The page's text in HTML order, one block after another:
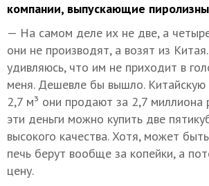
компании, выпускающие
— На самом деле их не две, а
они не производят, а возят из
удивляюсь, что им не приходит в
меня. Дешевле бы вышло.
2,7 м³ они продают за 2,7 миллиона
эти деньги можно купить две
высокого качества. Хотя, может
печь берут вообще за копейки, а
цену.